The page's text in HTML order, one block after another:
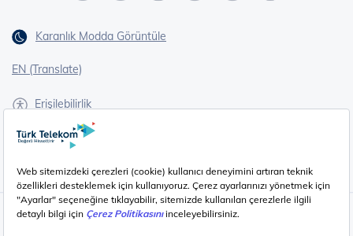
Karanlık Modda Görüntüle
EN (Translate)
Erişilebilirlik
İşaret Dili Çevirisi